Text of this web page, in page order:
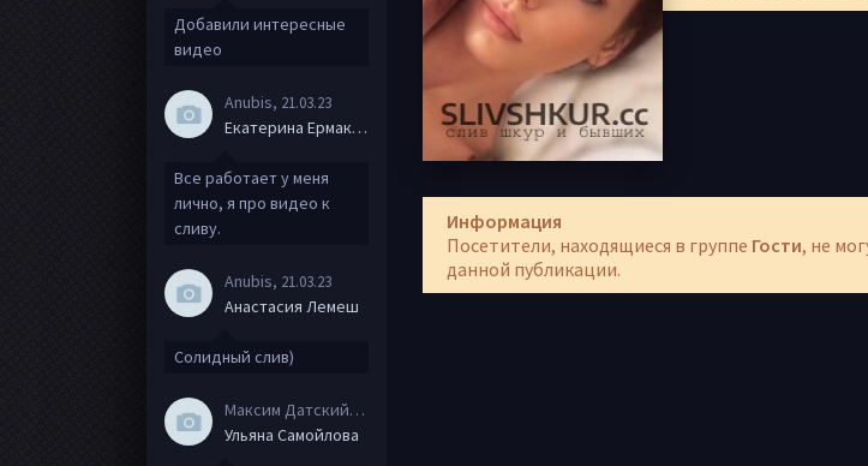
Информация
Посетители, находящиеся в группе Гости, не
данной публикации.
Добавили интересные
видео
Anubis, 21.03.23
Екатерина Ермакова
Все работает у меня
лично, я про видео к
сливу.
Anubis, 21.03.23
Анастасия Лемеш
Солидный слив)
Максим Датский
, 15.08.20
Ульяна Самойлова